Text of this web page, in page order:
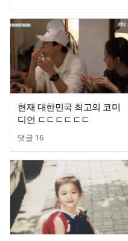
현재 대한민국 최고의 코미
디언 ㄷㄷㄷㄷㄷㄷ
댓글 16